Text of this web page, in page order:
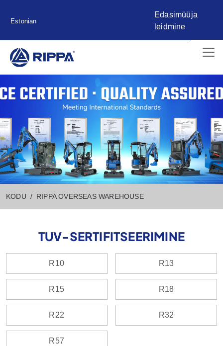
Estonian
Edasimüüja
leidmine
KODU RIPPA OVERSEAS WAREHOUSE
TUV-SERTIFITSEERIMINE
R10 R13
R15 R18
R22 R32
R57